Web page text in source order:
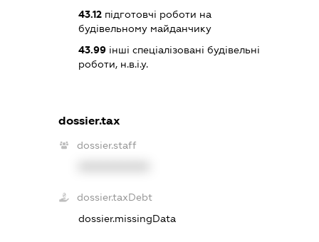
43.12 підготовчі роботи на
будівельному майданчику
43.99 інші спеціалізовані будівельні
роботи, н.в.і.у.
dossier.tax
dossier.staff
dossier.taxDebt
dossier.missingData